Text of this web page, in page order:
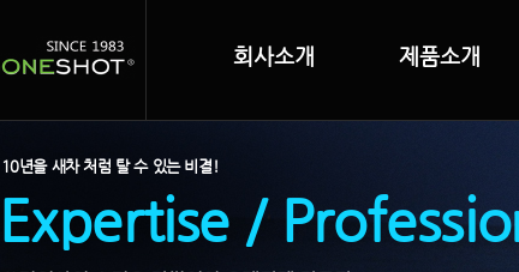
회사소개 제품소개
10년을 새차 처럼 탈 수 있는 비결!
Expertise /